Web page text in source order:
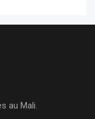
au Mali.